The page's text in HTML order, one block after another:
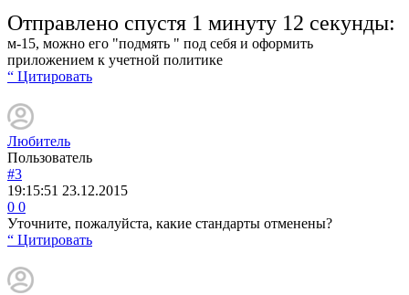
Отправлено спустя 1 минуту 12 секунды:
м-15, можно его "подмять " под себя и оформить
приложением к учетной политике
“ Цитировать
Любитель
Пользователь
#3
19:15:51 23.12.2015
0 0
Уточните, пожалуйста, какие стандарты отменены?
“ Цитировать